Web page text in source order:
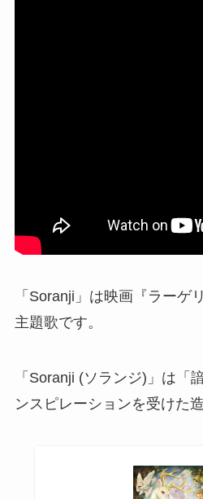
「Soranji」は映画『ラーゲ
主題歌です。
「Soranji (ソランジ)」は「
ンスピレーションを受けた造